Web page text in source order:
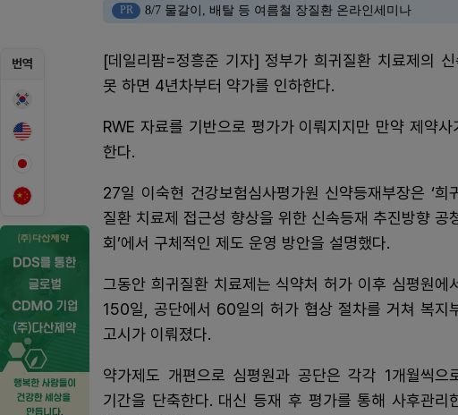
번역
PR 8/7 물갈이, 배탈 등 여름철 장질환 온라인세미나
[데일리팜=정흥준 기자] 정부가 희귀질환 치료제의
못 하면 4년차부터 약가를 인하한다.
RWE 자료를 기반으로 평가가 이뤄지지만 만약 제약
한다.
27일 이숙현 건강보험심사평가원 신약등재부장은 ‘희귀
질환 치료제 접근성 향상을 위한 신속등재 추진방향 공
회’에서 구체적인 제도 운영 방안을 설명했다.
그동안 희귀질환 치료제는 식약처 허가 이후 심평원에
150일, 공단에서 60일의 허가 협상 절차를 거쳐 복지
고시가 이뤄졌다.
약가제도 개편으로 심평원과 공단은 각각 1개월씩으
기간을 단축한다. 대신 등재 후 평가를 통해 사후관리